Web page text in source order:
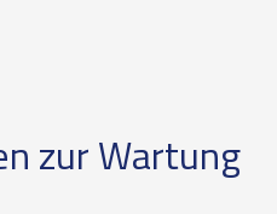
zur Wartung